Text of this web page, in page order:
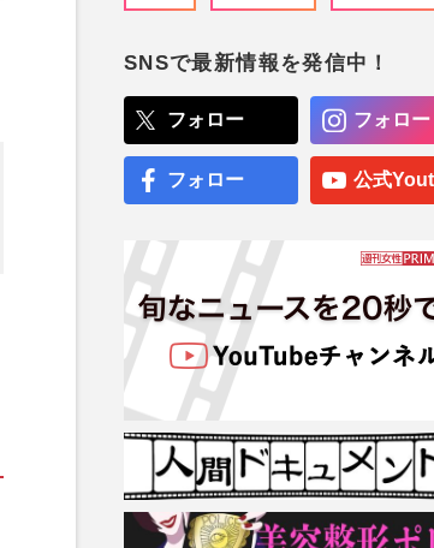
SNSで最新情報を発信中！
フォロー フォロー
フォロー 公式